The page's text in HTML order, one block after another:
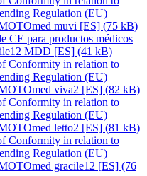
Regulation (EU)
muvi [ES] (75 kB)
CE para productos médicos
MDD [ES] (41 kB)
Conformity in relation to
Regulation (EU)
viva2 [ES] (82 kB)
Conformity in relation to
Regulation (EU)
letto2 [ES] (81 kB)
Conformity in relation to
Regulation (EU)
gracile12 [ES] (76